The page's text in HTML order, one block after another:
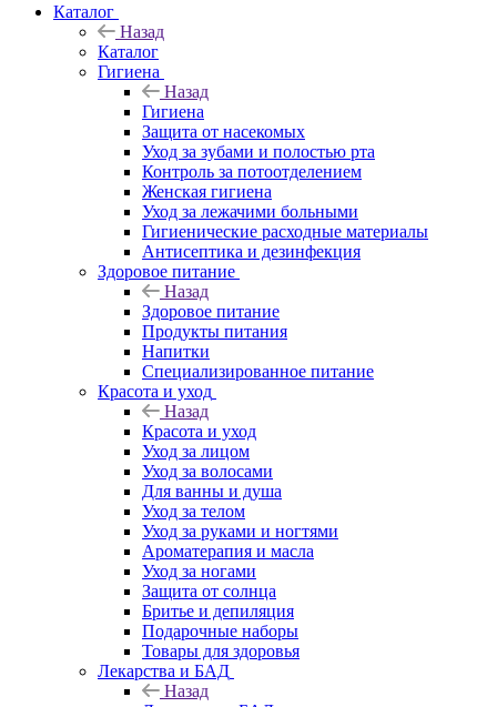
Каталог
Назад
Каталог
Гигиена
Назад
Гигиена
Защита от насекомых
Уход за зубами и полостью рта
Контроль за потоотделением
Женская гигиена
Уход за лежачими больными
Гигиенические расходные материалы
Антисептика и дезинфекция
Здоровое питание
Назад
Здоровое питание
Продукты питания
Напитки
Специализированное питание
Красота и уход
Назад
Красота и уход
Уход за лицом
Уход за волосами
Для ванны и душа
Уход за телом
Уход за руками и ногтями
Ароматерапия и масла
Уход за ногами
Защита от солнца
Бритье и депиляция
Подарочные наборы
Товары для здоровья
Лекарства и БАД
Назад